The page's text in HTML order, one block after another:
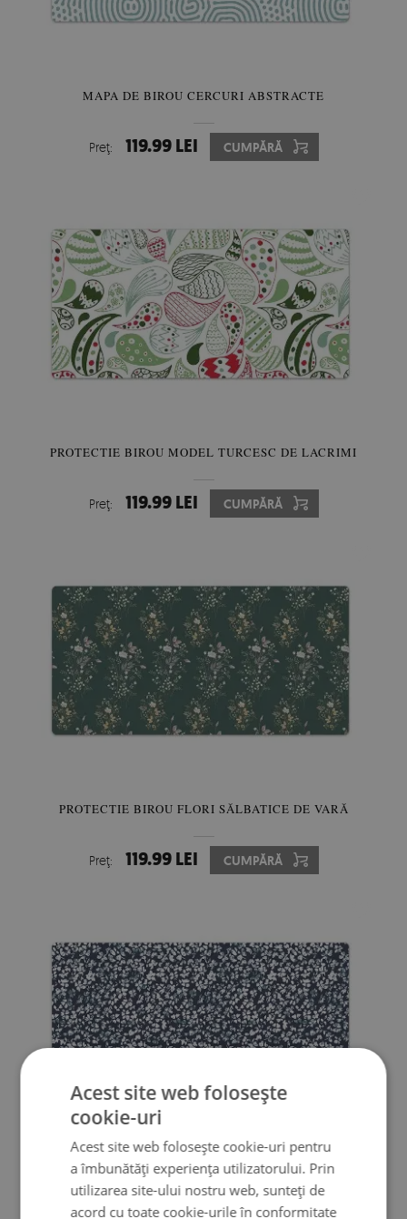
MAPA DE BIROU CERCURI ABSTRACTE
Preţ: 119.99 LEI CUMPĂRĂ
PROTECTIE BIROU MODEL TURCESC DE LACRIMI
Preţ: 119.99 LEI CUMPĂRĂ
PROTECTIE BIROU FLORI SĂLBATICE DE VARĂ
Preţ: 119.99 LEI CUMPĂRĂ
MAPA BIROU MARGARETE ALBE MICI
Acest site web folosește
cookie-uri
Acest site web folosește cookie-uri pentru
a îmbunătăți experiența utilizatorului. Prin
utilizarea site-ului nostru web, sunteți de
acord cu toate cookie-urile în conformitate